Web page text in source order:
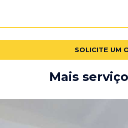
SOLICITE UM
Mais